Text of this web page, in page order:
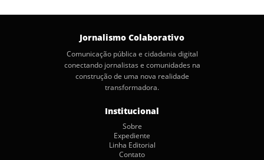
Jornalismo Colaborativo
Comunicação pública e cidadania digital
conectando jornalistas e comunidades na
construção de uma nova realidade
transformadora.
Institucional
Sobre
Expediente
Linha Editorial
Contato